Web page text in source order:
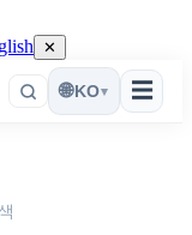
✕
☰
🌐KO▾